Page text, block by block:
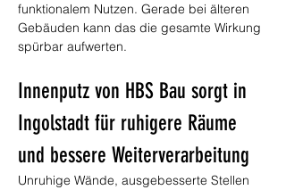
funktionalem Nutzen. Gerade bei älteren
Gebäuden kann das die gesamte Wirkung
spürbar aufwerten.
Innenputz von HBS Bau sorgt in
Ingolstadt für ruhigere Räume
und bessere Weiterverarbeitung
Unruhige Wände, ausgebesserte Stellen